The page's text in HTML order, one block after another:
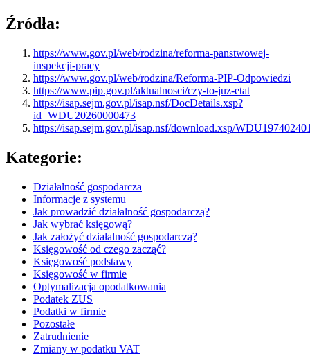
Źródła:
https://www.gov.pl/web/rodzina/reforma-panstwowej-
inspekcji-pracy
https://www.gov.pl/web/rodzina/Reforma-PIP-Odpowiedzi
https://www.pip.gov.pl/aktualnosci/czy-to-juz-etat
https://isap.sejm.gov.pl/isap.nsf/DocDetails.xsp?
id=WDU20260000473
https://isap.sejm.gov.pl/isap.nsf/download.xsp/
Kategorie:
Działalność gospodarcza
Informacje z systemu
Jak prowadzić działalność gospodarczą?
Jak wybrać księgową?
Jak założyć działalność gospodarczą?
Księgowość od czego zacząć?
Księgowość podstawy
Księgowość w firmie
Optymalizacja opodatkowania
Podatek ZUS
Podatki w firmie
Pozostałe
Zatrudnienie
Zmiany w podatku VAT